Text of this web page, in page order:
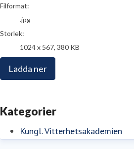
Filformat:
.jpg
Storlek:
1024 x 567, 380 KB
Ladda ner
Kategorier
Kungl. Vitterhetsakademien